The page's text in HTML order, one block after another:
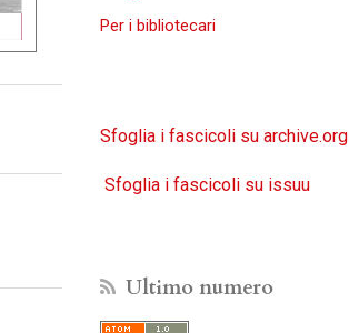
Per i bibliotecari
Sfoglia i fascicoli su archive.org
Sfoglia i fascicoli su issuu
Ultimo numero